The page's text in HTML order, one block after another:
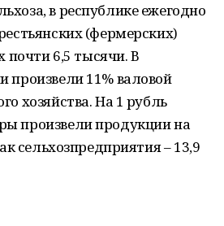
в республике ежегодно
(фермерских)
почти 6,5 тысячи. В
11% валовой
хозяйства. На 1 рубль
произвели продукции на
сельхозпредприятия – 13,9